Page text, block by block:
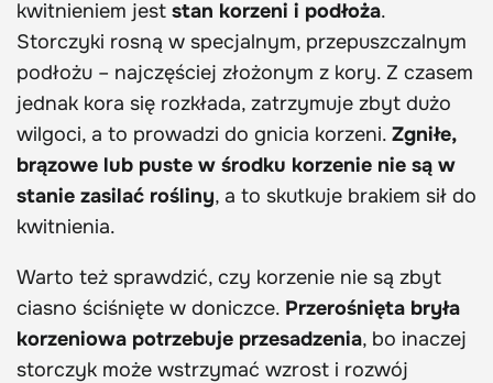
kwitnieniem jest stan korzeni i podłoża.
Storczyki rosną w specjalnym, przepuszczalnym
podłożu – najczęściej złożonym z kory. Z czasem
jednak kora się rozkłada, zatrzymuje zbyt dużo
wilgoci, a to prowadzi do gnicia korzeni. Zgniłe,
brązowe lub puste w środku korzenie nie są w
stanie zasilać rośliny, a to skutkuje brakiem sił do
kwitnienia.
Warto też sprawdzić, czy korzenie nie są zbyt
ciasno ściśnięte w doniczce. Przerośnięta bryła
korzeniowa potrzebuje przesadzenia, bo inaczej
storczyk może wstrzymać wzrost i rozwój